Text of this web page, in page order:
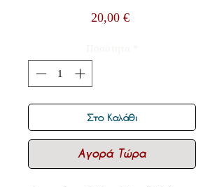
20,00 €Τιμή
Στο Καλάθι
Αγορά Τώρα